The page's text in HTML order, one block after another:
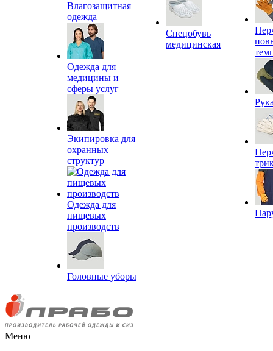
Влагозащитная
одежда
Одежда для
медицины и
сферы услуг
Экипировка для
охранных
структур
Одежда для
пищевых
производств
Головные уборы
Спецобувь
медицинская
Меню